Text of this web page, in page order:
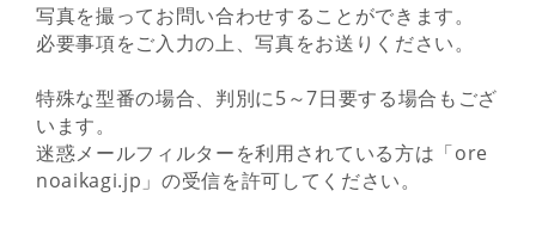
写真を撮ってお問い合わせすることができます。
必要事項をご入力の上、写真をお送りください。
特殊な型番の場合、判別に5～7日要する場合もござ
います。
迷惑メールフィルターを利用されている方は「ore
noaikagi.jp」の受信を許可してください。